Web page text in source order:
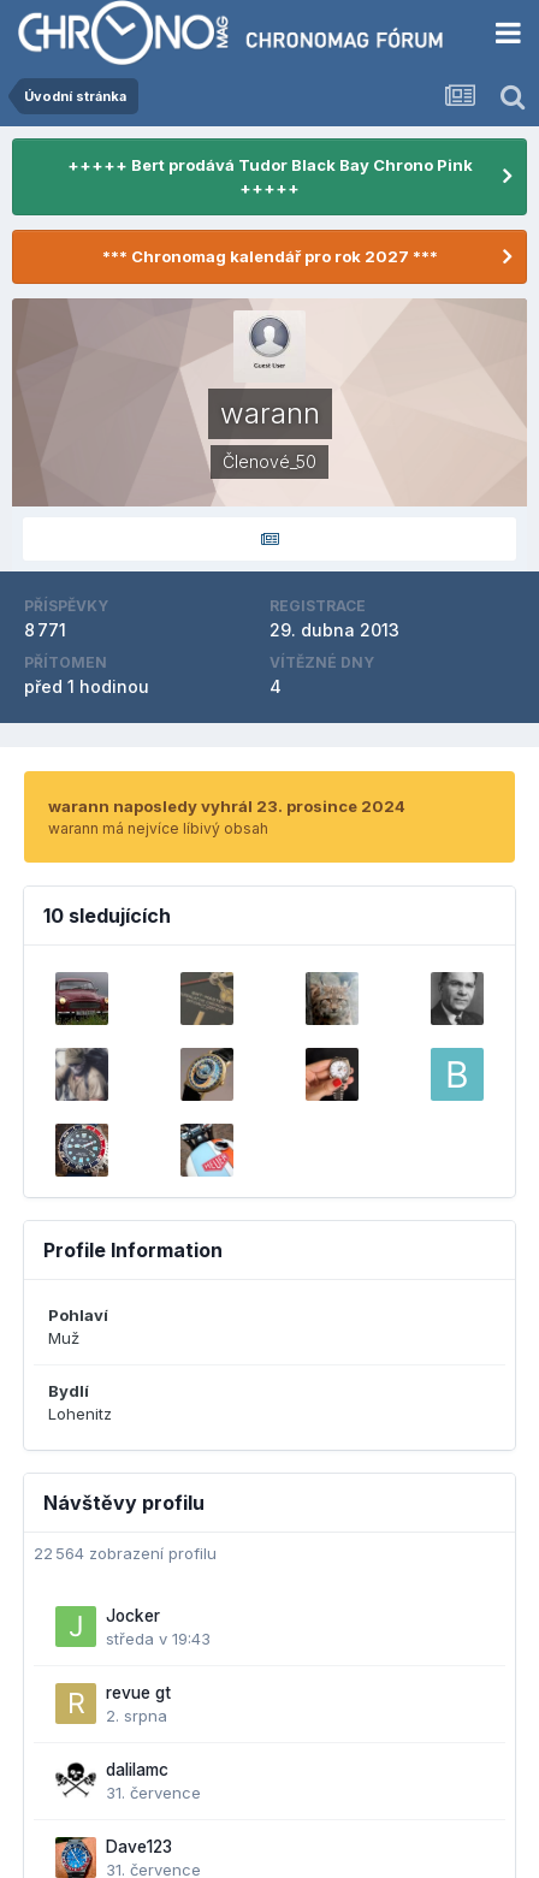
Úvodní stránka
+++++ Bert prodává Tudor Black Bay Chrono Pink
+++++
*** Chronomag kalendář pro rok 2027 ***
warann
Členové_50
PŘÍSPĚVKY
8 771
REGISTRACE
29. dubna 2013
PŘÍTOMEN
před 1 hodinou
VÍTĚZNÉ DNY
4
warann naposledy vyhrál 23. prosince 2024
warann má nejvíce líbivý obsah
10 sledujících
Profile Information
Pohlaví
Muž
Bydlí
Lohenitz
Návštěvy profilu
22 564 zobrazení profilu
Jocker
středa v 19:43
revue gt
2. srpna
dalilamc
31. července
Dave123
31. července